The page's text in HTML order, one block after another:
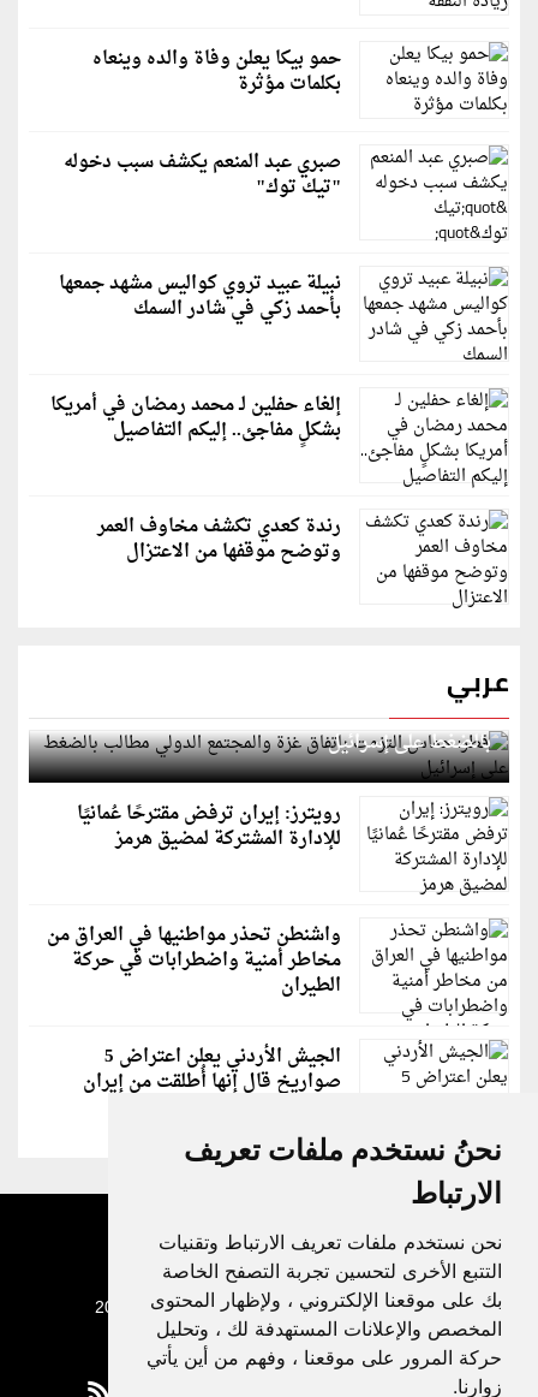
نحنُ نستخدم ملفات تعريف
الارتباط
نحن نستخدم ملفات تعريف الارتباط وتقنيات
التتبع الأخرى لتحسين تجربة التصفح الخاصة
بك على موقعنا الإلكتروني ، ولإظهار المحتوى
المخصص والإعلانات المستهدفة لك ، وتحليل
حركة المرور على موقعنا ، وفهم من أين يأتي
زوارنا.
حمو بيكا يعلن وفاة والده وينعاه
بكلمات مؤثرة
صبري عبد المنعم يكشف سبب دخوله
"تيك توك"
نبيلة عبيد تروي كواليس مشهد جمعها
بأحمد زكي في شادر السمك
إلغاء حفلين لـ محمد رمضان في أمريكا
بشكلٍ مفاجئ.. إليكم التفاصيل
رندة كعدي تكشف مخاوف العمر
وتوضح موقفها من الاعتزال
عربي
قطر: حماس التزمت باتفاق غزة والمجتمع الدولي مطالب
بالضغط على إسرائيل
رويترز: إيران ترفض مقترحًا عُمانيًا
للإدارة المشتركة لمضيق هرمز
واشنطن تحذر مواطنيها في العراق من
مخاطر أمنية واضطرابات في حركة
الطيران
الجيش الأردني يعلن اعتراض 5
صواريخ قال إنها أُطلقت من إيران
جميع الحقوق محفوظة لدنيا الوطن © 2003 - 2022